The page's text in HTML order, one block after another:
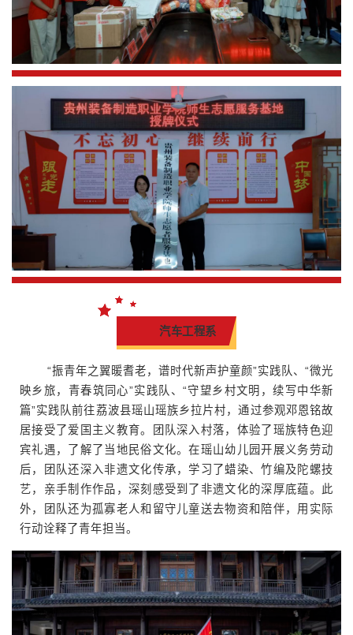
汽车工程系
“振青年之翼暖耆老，谱时代新声护童颜”实践队、“微光
映乡旅，青春筑同心”实践队、“守望乡村文明，续写中华新
篇”实践队前往荔波县瑶山瑶族乡拉片村，通过参观邓恩铭故
居接受了爱国主义教育。团队深入村落，体验了瑶族特色迎
宾礼遇，了解了当地民俗文化。在瑶山幼儿园开展义务劳动
后，团队还深入非遗文化传承，学习了蜡染、竹编及陀螺技
艺，亲手制作作品，深刻感受到了非遗文化的深厚底蕴。此
外，团队还为孤寡老人和留守儿童送去物资和陪伴，用实际
行动诠释了青年担当。